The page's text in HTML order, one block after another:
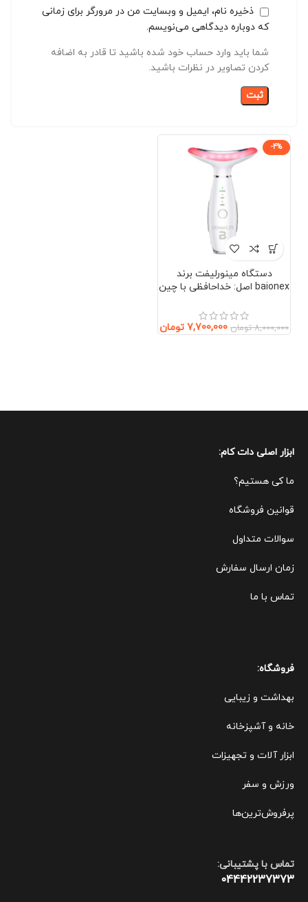
ذخیره نام، ایمیل و وبسایت من در مرورگر برای زمانی
که دوباره دیدگاهی می‌نویسم.
شما باید وارد حساب خود شده باشید تا قادر به اضافه
کردن تصاویر در نظرات باشید.
-4%
دستگاه مینورلیفت برند
baionex اصل: خداحافظی با چین
گردن)
8,000,000 تومان 7,700,000 تومان
ابزار اصلی دات کام:
ما کی هستیم؟
قوانین فروشگاه
سوالات متداول
زمان ارسال سفارش
تماس با ما
فروشگاه:
بهداشت و زیبایی
خانه و آشپزخانه
ابزار آلات و تجهیزات
ورزش و سفر
پرفروش‌ترین‌ها
تماس با پشتیبانی:
04442237373